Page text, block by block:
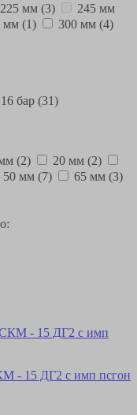
225 мм (3)
245 мм
мм (1) 300 мм (4)
бар (31)
(2) 20 мм (2)
50 мм (7) 65 мм (3)
- 15 ДГ2 с имп псгон